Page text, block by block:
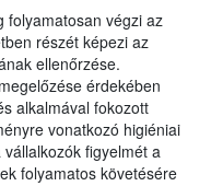
folyamatosan végzi az
részét képezi az
ellenőrzése.
érdekében
alkalmával fokozott
vonatkozó higiéniai
figyelmét a
folyamatos követésére